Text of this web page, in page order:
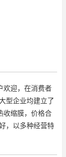
欢迎，在消费者
型企业均建立了
收缩膜，价格合
，以多种经营特